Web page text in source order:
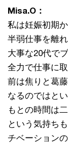
Misa.O：
私は妊娠初期
半弱仕事を離
大事な20代で
全力で仕事に
前は焦りと葛
なるのではと
もとの時間は
という気持ち
チベーション